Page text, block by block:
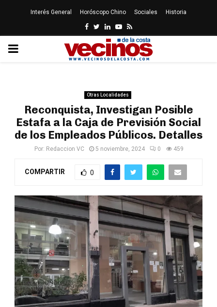
Interés General Horóscopo Chino Sociales Historia
Facebook
Twitter
LinkedinYoutube
Rss
PRIMARY
Otras Localidades
Reconquista, Investigan Posible
Estafa a la Caja de Previsión Social
de los Empleados Públicos. Detalles
Por: Redaccion VC 5 noviembre, 2024 0 459
COMPARTIR 0